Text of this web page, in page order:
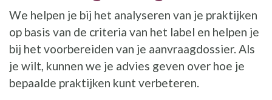
We helpen je bij het analyseren van je praktijken
op basis van de criteria van het label en helpen je
bij het voorbereiden van je aanvraagdossier. Als
je wilt, kunnen we je advies geven over hoe je
bepaalde praktijken kunt verbeteren.